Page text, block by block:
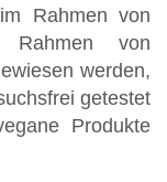
Rahmen von
Rahmen von
werden,
getestet
Produkte